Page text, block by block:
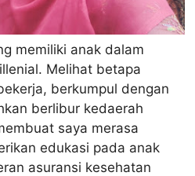
memiliki anak dalam
Melihat betapa
berkumpul dengan
berlibur kedaerah
saya merasa
edukasi pada anak
asuransi kesehatan